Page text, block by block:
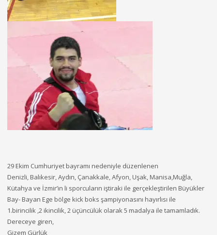
29 Ekim Cumhuriyet bayramı nedeniyle düzenlenen
Denizli, Balıkesir, Aydın, Çanakkale, Afyon, Uşak, Manisa,Muğla,
Kütahya ve İzmir’in li sporcuların iştiraki ile gerçekleştirilen Büyükler
Bay- Bayan Ege bölge kick boks şampiyonasını hayırlısı ile
1.birincilik ,2 ikincilik, 2 üçüncülük olarak 5 madalya ile tamamladık.
Dereceye giren,
Gizem Gürlük